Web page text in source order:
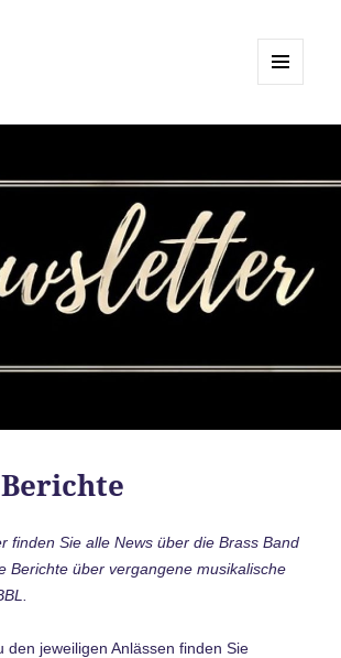
WIDGETS
finden Sie alle News über die Brass Band
Berichte über vergangene musikalische
den jeweiligen Anlässen finden Sie